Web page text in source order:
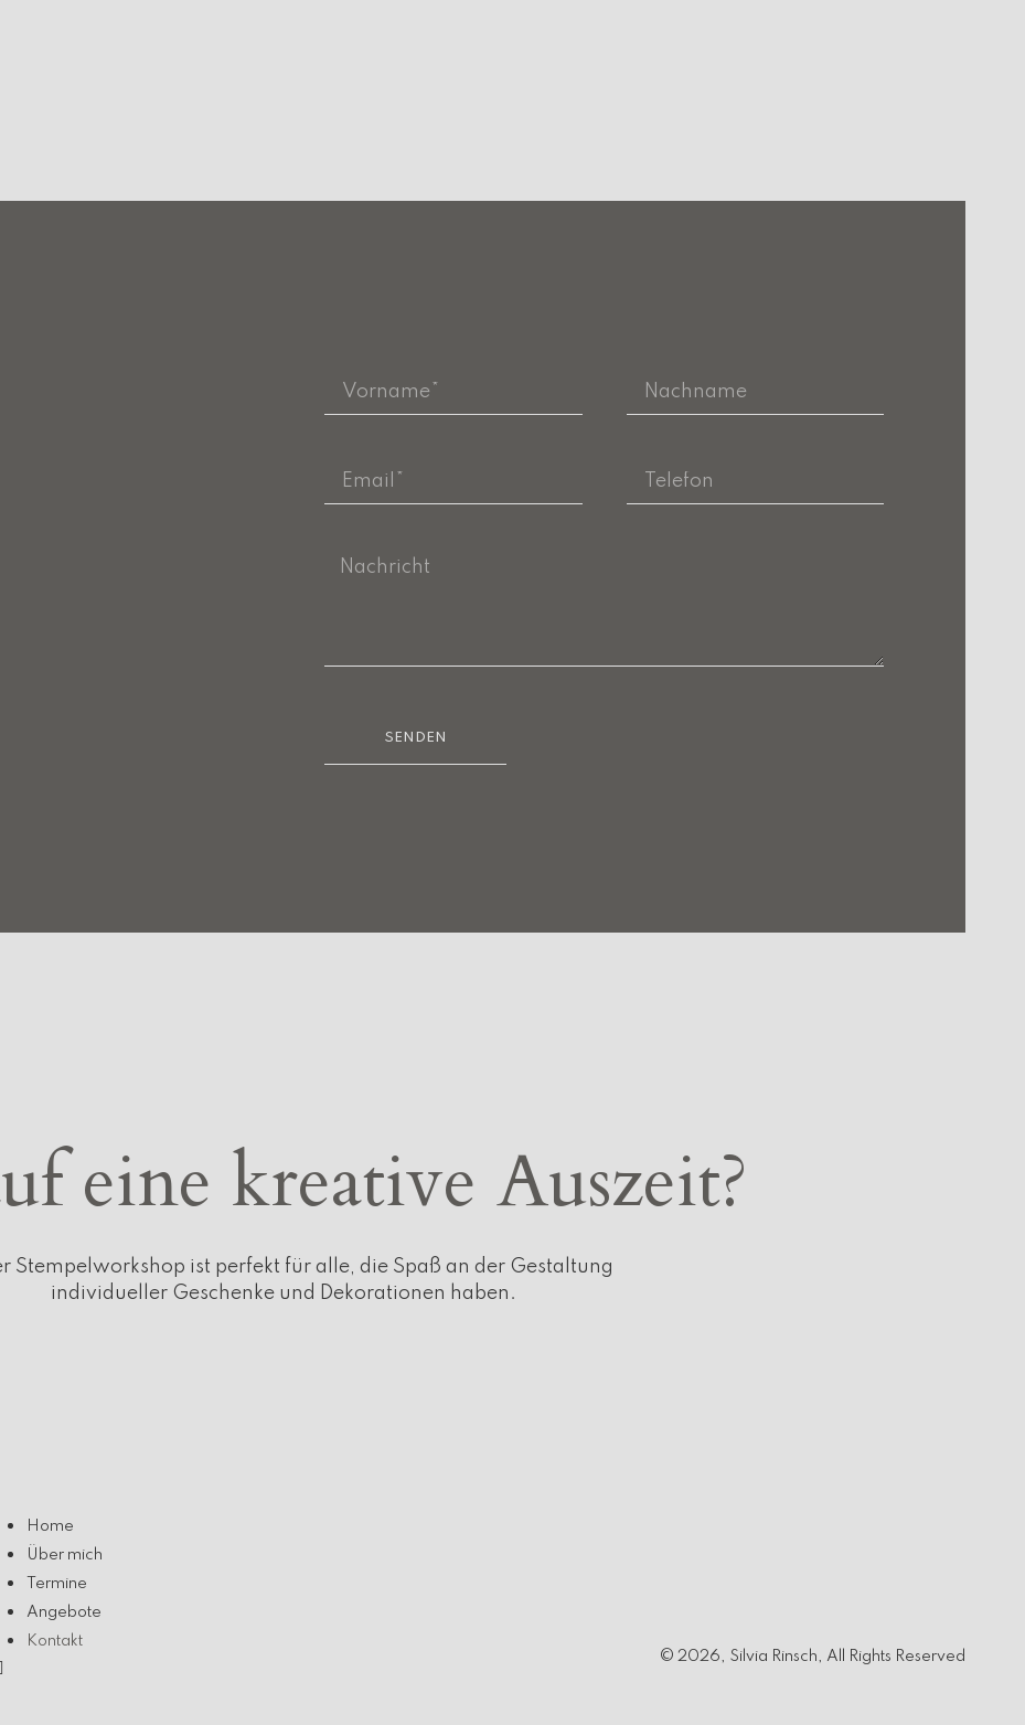
SENDEN
eine kreative Auszeit?
Stempelworkshop ist perfekt für alle, die Spaß an der Gestaltung
individueller Geschenke und Dekorationen haben.
Home
Über mich
Termine
Angebote
Kontakt
© 2026, Silvia Rinsch, All Rights Reserved